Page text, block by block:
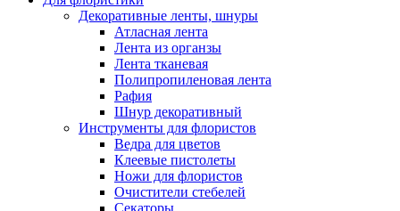
Декоративные ленты, шнуры
Атласная лента
Лента из органзы
Лента тканевая
Полипропиленовая лента
Рафия
Шнур декоративный
Инструменты для флористов
Ведра для цветов
Клеевые пистолеты
Ножи для флористов
Очистители стебелей
Секаторы